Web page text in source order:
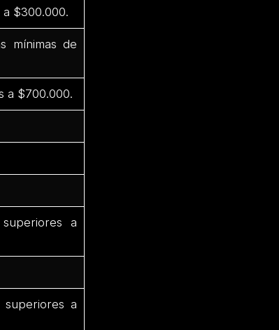
$300.000.
mínimas de
a $700.000.
a
a